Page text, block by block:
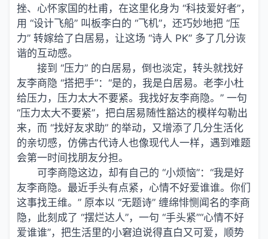
挫、心怀家国的杜甫，在这里化身为 “科技爱好者”，
用 “设计飞船” 叫板李白的 “飞机”，还巧妙地把 “压
力” 转嫁给了白居易，让这场 “诗人 PK” 多了几分诙
谐的互动感。
接到 “压力” 的白居易，倒也淡定，转头就找好
友李商隐 “搭把手”：“是的，我是白居易。老李小杜
给压力，压力太大不要紧。我找好友李商隐。” 一句
“压力太大不要紧”，把白居易随性豁达的模样勾勒出
来，而 “找好友求助” 的举动，又增添了几分生活化
的亲切感，仿佛古代诗人也像现代人一样，遇到难题
会第一时间找朋友分担。
可李商隐这边，却有自己的 “小烦恼”：“我是好
友李商隐。最近手头有点紧，心情不好爱谁谁。你们
这事找王维。” 原本以 “无题诗” 缠绵悱恻闻名的李商
隐，此刻成了 “摆烂达人”，一句 “手头紧”“心情不好
爱谁谁”，把生活里的小窘迫说得直白又可爱，顺势